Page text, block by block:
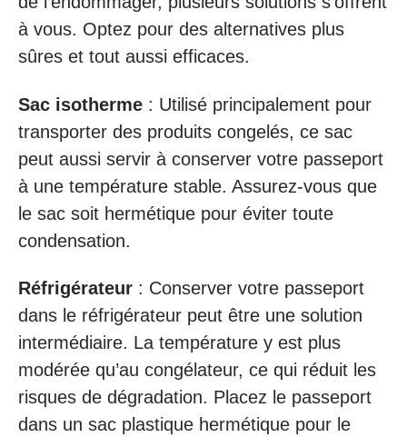
à vous. Optez pour des alternatives plus
sûres et tout aussi efficaces.
Sac isotherme : Utilisé principalement pour
transporter des produits congelés, ce sac
peut aussi servir à conserver votre passeport
à une température stable. Assurez-vous que
le sac soit hermétique pour éviter toute
condensation.
Réfrigérateur : Conserver votre passeport
dans le réfrigérateur peut être une solution
intermédiaire. La température y est plus
modérée qu’au congélateur, ce qui réduit les
risques de dégradation. Placez le passeport
dans un sac plastique hermétique pour le